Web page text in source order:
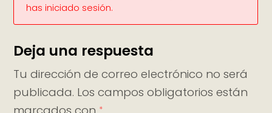
has iniciado sesión.
Deja una respuesta
Tu dirección de correo electrónico no será
publicada. Los campos obligatorios están
*